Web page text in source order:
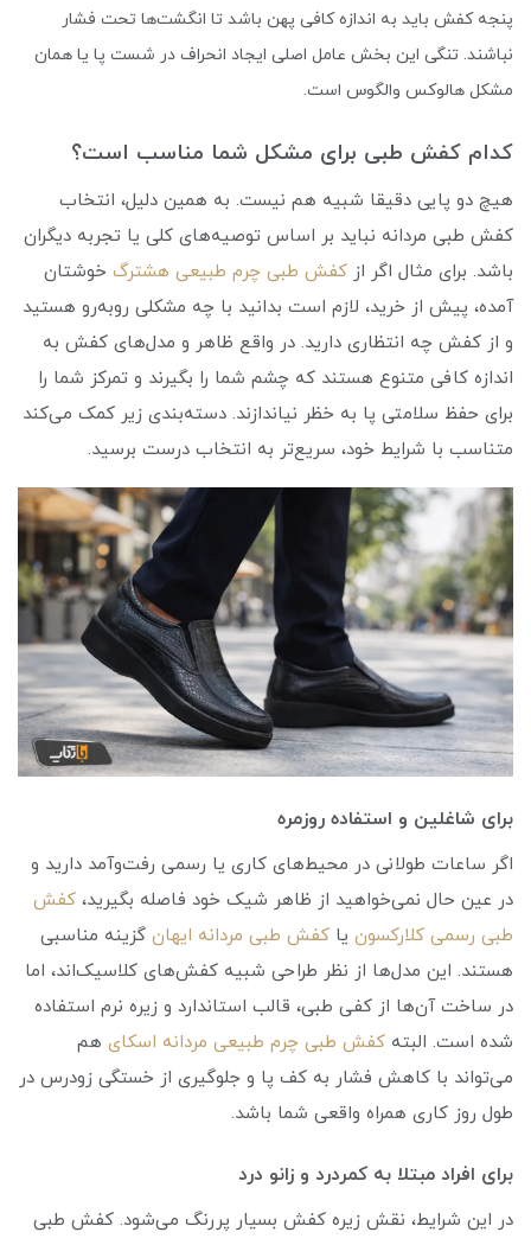
پنجه کفش باید به اندازه کافی پهن باشد تا انگشت‌ها تحت فشار
نباشند. تنگی این بخش عامل اصلی ایجاد انحراف در شست پا یا همان
مشکل هالوکس والگوس است.
کدام کفش طبی برای مشکل شما مناسب است؟
هیچ دو پایی دقیقا شبیه هم نیست. به همین دلیل، انتخاب
کفش طبی مردانه نباید بر اساس توصیه‌های کلی یا تجربه دیگران
باشد. برای مثال اگر از کفش طبی چرم طبیعی هشترگ خوشتان
آمده، پیش از خرید، لازم است بدانید با چه مشکلی روبه‌رو هستید
و از کفش چه انتظاری دارید. در واقع ظاهر و مدل‌های کفش به
اندازه کافی متنوع هستند که چشم شما را بگیرند و تمرکز شما را
برای حفظ سلامتی پا به خظر نیاندازند. دسته‌بندی زیر کمک می‌کند
متناسب با شرایط خود، سریع‌تر به انتخاب درست برسید.
برای شاغلین و استفاده روزمره
اگر ساعات طولانی در محیط‌های کاری یا رسمی رفت‌وآمد دارید و
در عین حال نمی‌خواهید از ظاهر شیک خود فاصله بگیرید، کفش‌
طبی رسمی کلارکسون یا کفش طبی مردانه ایهان گزینه مناسبی
هستند. این مدل‌ها از نظر طراحی شبیه کفش‌های کلاسیک‌اند، اما
در ساخت آن‌ها از کفی طبی، قالب استاندارد و زیره نرم استفاده
شده است. البته کفش‌ طبی چرم طبیعی مردانه اسکای هم
می‌تواند با کاهش فشار به کف پا و جلوگیری از خستگی زودرس در
طول روز کاری همراه واقعی شما باشد.
برای افراد مبتلا به کمردرد و زانو درد
در این شرایط، نقش زیره کفش بسیار پررنگ می‌شود. کفش طبی